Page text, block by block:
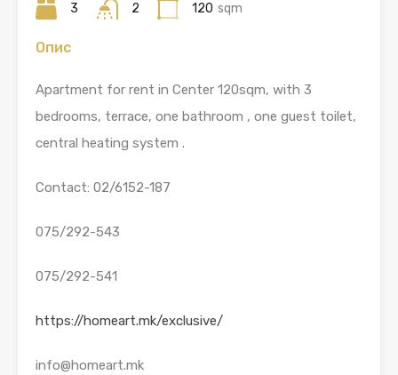
3 2 120 sqm
Опис
Apartment for rent in Center 120sqm, with 3
bedrooms, terrace, one bathroom , one guest toilet,
central heating system .
Contact: 02/6152-187
075/292-543
075/292-541
https://homeart.mk/exclusive/
info@homeart.mk